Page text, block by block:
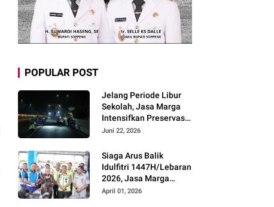
POPULAR POST
Jelang Periode Libur
Sekolah, Jasa Marga
Intensifkan Preservasi
Rutin Jalan Tol untuk
Keamanan dan
Kenyamanan
Perjalanan
Juni 22, 2026
Siaga Arus Balik
Idulfitri 1447H/Lebaran
2026, Jasa Marga
Pastikan Kesiapan
April 01, 2026